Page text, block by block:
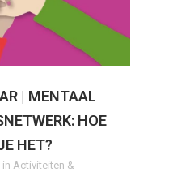
| MENTAAL
HOE
HET?
in Activiteiten &